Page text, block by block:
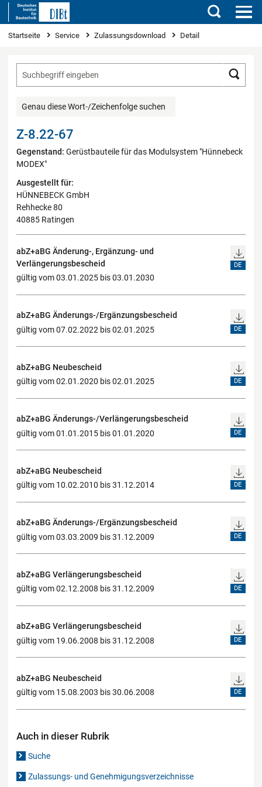
Suchen
Sie sind hier
Startseite Service Zulassungsdownload Detail
Genau diese Wort-/Zeichenfolge suchen
Z-8.22-67
Gegenstand: Gerüstbauteile für das Modulsystem "Hünnebeck
MODEX"
Ausgestellt für:
HÜNNEBECK GmbH
Rehhecke 80
40885 Ratingen
abZ+aBG Änderung-, Ergänzung- und
Verlängerungsbescheid
gültig vom 03.01.2025 bis 03.01.2030
DE
abZ+aBG Änderungs-/Ergänzungsbescheid
gültig vom 07.02.2022 bis 02.01.2025
DE
abZ+aBG Neubescheid
gültig vom 02.01.2020 bis 02.01.2025
DE
abZ+aBG Änderungs-/Verlängerungsbescheid
gültig vom 01.01.2015 bis 01.01.2020
DE
abZ+aBG Neubescheid
gültig vom 10.02.2010 bis 31.12.2014
DE
abZ+aBG Änderungs-/Ergänzungsbescheid
gültig vom 03.03.2009 bis 31.12.2009
DE
abZ+aBG Verlängerungsbescheid
gültig vom 02.12.2008 bis 31.12.2009
DE
abZ+aBG Verlängerungsbescheid
gültig vom 19.06.2008 bis 31.12.2008
DE
abZ+aBG Neubescheid
gültig vom 15.08.2003 bis 30.06.2008
DE
Auch in dieser Rubrik
Suche
Zulassungs- und Genehmigungsverzeichnisse